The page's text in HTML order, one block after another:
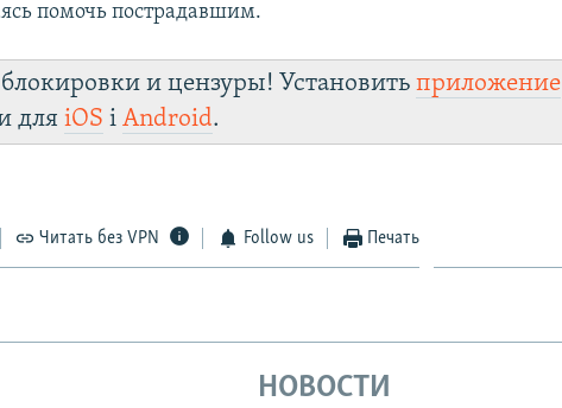
помочь пострадавшим.
и цензуры! Установитьприложение
дляiOS іAndroid.
Читать без VPN Follow us Печать
НОВОСТИ